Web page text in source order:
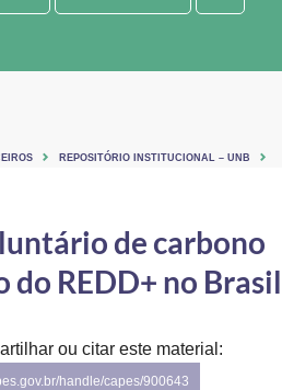
REPOSITÓRIO INSTITUCIONAL – UNB
de carbono
do REDD+ no Brasil
ou citar este material:
handle/capes/900643